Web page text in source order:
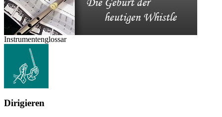
Instrumentenglossar
Dirigieren